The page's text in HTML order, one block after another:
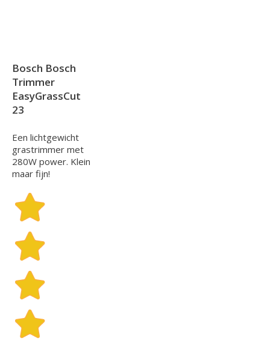
Bosch Bosch
Trimmer
EasyGrassCut
23
Een lichtgewicht
grastrimmer met
280W power. Klein
maar fijn!